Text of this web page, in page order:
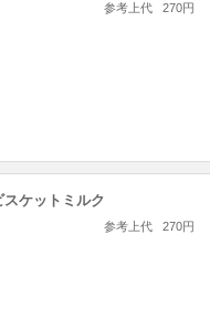
参考上代 270円
スケットミルク
参考上代 270円